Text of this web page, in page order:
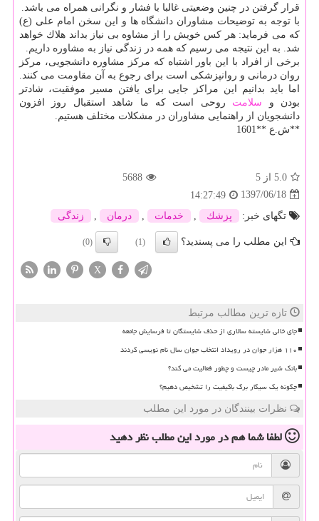
قرار گرفتن در چنین وضعیتی غالبا با فشار و نگرانی همراه می باشد.
با توجه به توضیحات مشاوران دانشگاه ها و این سخن امام علی (ع)
كه می فرماید: هر كس خویش را از مشاوه بی نیاز بداند هلاك خواهد
شد. به این نتیجه می رسیم كه همه در زندگی نیاز به مشاوره داریم.
برخی از افراد با این باور اشتباه كه مركز مشاوره دانشجویی، مركز
روان درمانی و روانپزشكی است برای رجوع به آن مقاومت می كنند.
اما باید بدانیم این مراكز جایی برای یافتن مسیر موفقیت، شادتر
بودن و سلامت روحی است كه ما شاهد استقبال روز افزون
دانشجویان از راهنمایی مشاوران در مشكلات مختلف هستیم.
**ش.ع **1601
5.0 از 5
5688
1397/06/18
14:27:49
تگهای خبر:
پزشك خدمات درمان زندگی
این مطلب را می پسندید؟ (1)
(0)
X
تازه ترین مطالب مرتبط
جای خالی شایسته سالاری از حذف شایستگان تا فرسایش جامعه
۱۱۰ هزار جوان در رویداد انتخاب جوان سال نام نویسی کردند
بانک شیر مادر چیست و چطور فعالیت می کند؟
چگونه یک سیگار برگ باکیفیت را تشخیص دهیم؟
نظرات بینندگان در مورد این مطلب
لطفا شما همدر مورد این مطلبنظر دهید